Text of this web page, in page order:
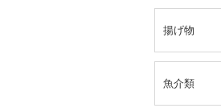
揚げ物
魚介類